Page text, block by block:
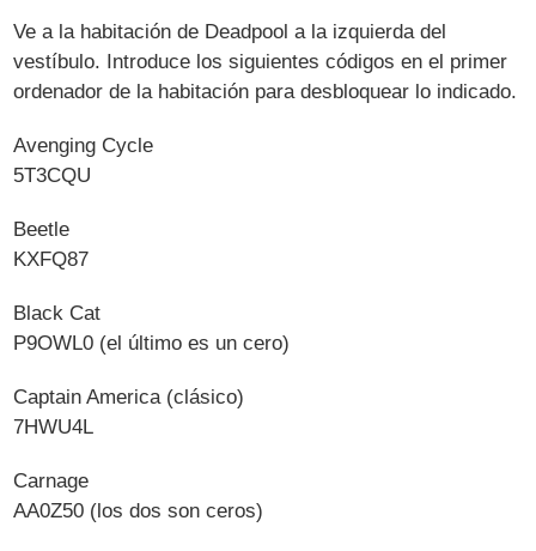
Ve a la habitación de Deadpool a la izquierda del
vestíbulo. Introduce los siguientes códigos en el primer
ordenador de la habitación para desbloquear lo indicado.
Avenging Cycle
5T3CQU
Beetle
KXFQ87
Black Cat
P9OWL0 (el último es un cero)
Captain America (clásico)
7HWU4L
Carnage
AA0Z50 (los dos son ceros)